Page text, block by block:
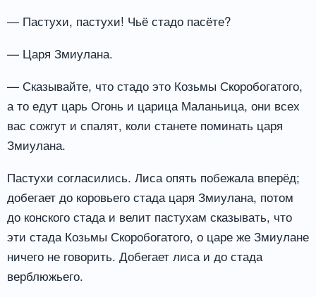
— Пастухи, пастухи! Чьё стадо пасёте?
— Царя Змиулана.
— Сказывайте, что стадо это Козьмы Скоробогатого,
а то едут царь Огонь и царица Маланьица, они всех
вас сожгут и спалят, коли станете поминать царя
Змиулана.
Пастухи согласились. Лиса опять побежала вперёд;
добегает до коровьего стада царя Змиулана, потом
до конского стада и велит пастухам сказывать, что
эти стада Козьмы Скоробогатого, о царе же Змиулане
ничего не говорить. Добегает лиса и до стада
верблюжьего.